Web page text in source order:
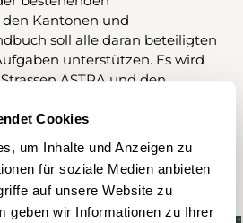
Cookies
um Inhalte und Anzeigen zu
für soziale Medien anbieten
auf unsere Website zu
geben wir Informationen zu Ihrer
Kantonen und
soll alle daran beteiligten
unterstützen. Es wird
ASTRA und den